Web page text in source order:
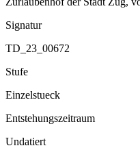
Signatur
TD_23_00672
Stufe
Einzelstueck
Entstehungszeitraum
Undatiert